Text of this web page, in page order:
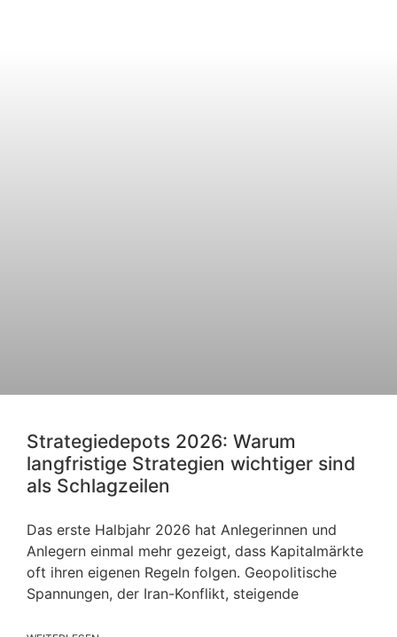
Strategiedepots 2026: Warum
langfristige Strategien wichtiger sind
als Schlagzeilen
Das erste Halbjahr 2026 hat Anlegerinnen und
Anlegern einmal mehr gezeigt, dass Kapitalmärkte
oft ihren eigenen Regeln folgen. Geopolitische
Spannungen, der Iran-Konflikt, steigende